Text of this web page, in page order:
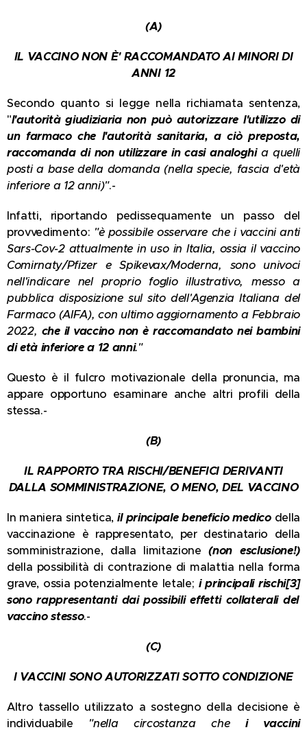
(A)
IL VACCINO NON È' RACCOMANDATO AI MINORI DI
ANNI 12
Secondo quanto si legge nella richiamata sentenza,
"l'autorità giudiziaria non può autorizzare l'utilizzo di
un farmaco che l'autorità sanitaria, a ciò preposta,
raccomanda di non utilizzare in casi analoghia quelli
posti a base della domanda (nella specie, fascia d'età
inferiore a 12 anni)".-
Infatti, riportando pedissequamente un passo del
provvedimento: "è possibile osservare che i vaccini anti
Sars-Cov-2 attualmente in uso in Italia, ossia il vaccino
Comirnaty/Pfizer e Spikevax/Moderna, sono univoci
nell'indicare nel proprio foglio illustrativo, messo a
pubblica disposizione sul sito dell'Agenzia Italiana del
Farmaco (AIFA), con ultimo aggiornamento a Febbraio
2022, che il vaccino non è raccomandato nei bambini
di età inferiore a 12 anni."
Questo è il fulcro motivazionale della pronuncia, ma
appare opportuno esaminare anche altri profili della
stessa.-
(B)
IL RAPPORTO TRA RISCHI/BENEFICI DERIVANTI
DALLA SOMMINISTRAZIONE, O MENO, DEL VACCINO
In maniera sintetica,il principale beneficio medicodella
vaccinazione è rappresentato, per destinatario della
somministrazione, dalla limitazione(non esclusione!)
della possibilità di contrazione di malattia nella forma
grave, ossia potenzialmente letale; i principali rischi[3]
sono rappresentanti dai possibili effetti collaterali del
vaccino stesso.-
(C)
I VACCINI SONO AUTORIZZATI SOTTO CONDIZIONE
Altro tassello utilizzato a sostegno della decisione è
individuabile "nella circostanza che i vaccini